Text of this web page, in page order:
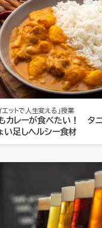
エットで人生変える」授業
カレーが食べたい！ タ
い足しヘルシー食材